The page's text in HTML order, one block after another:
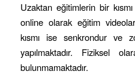
Uzaktan eğitimlerin bir
online olarak eğitim
kısmı ise senkrondur ve
yapılmaktadır. Fiziksel
bulunmamaktadır.